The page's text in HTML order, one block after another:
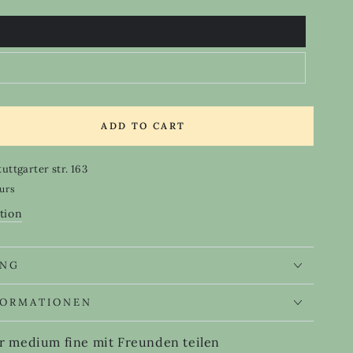
ADD TO CART
str. 163
medium fine mit Freunden teilen